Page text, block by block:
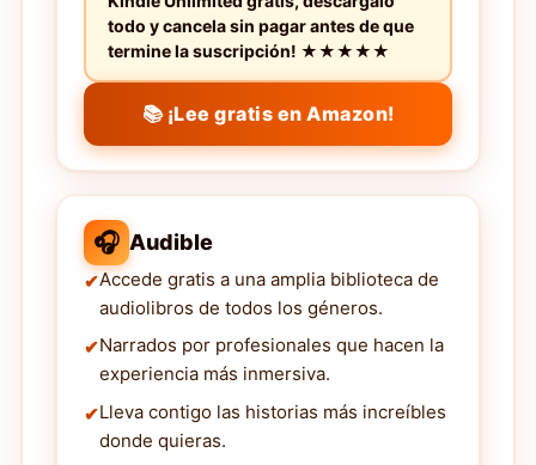
todo y cancela sin pagar antes de que
termine la suscripción! ★★★★★
📚 ¡Lee gratis en Amazon!
🎧 Audible
Accede gratis a una amplia biblioteca de
audiolibros de todos los géneros.
Narrados por profesionales que hacen la
experiencia más inmersiva.
Lleva contigo las historias más increíbles
donde quieras.